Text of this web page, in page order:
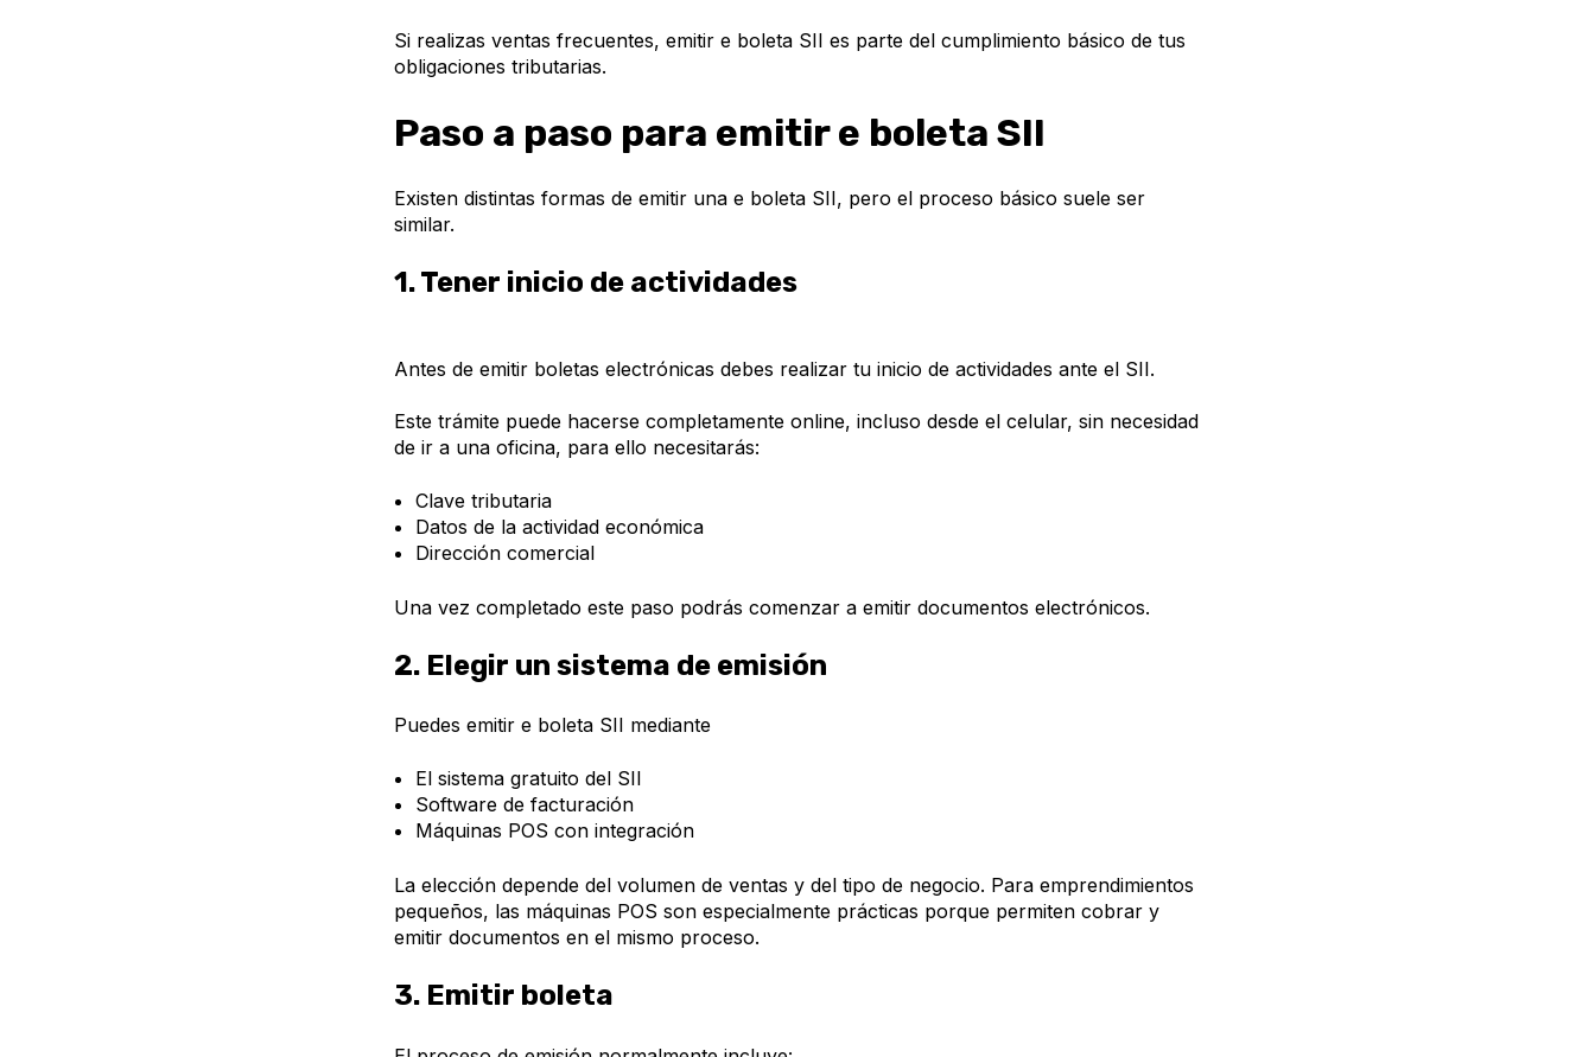
Si realizas ventas frecuentes, emitir e boleta SII es parte del cumplimiento básico de tus
obligaciones tributarias.
Paso a paso para emitir e boleta SII
Existen distintas formas de emitir una e boleta SII, pero el proceso básico suele ser
similar.
1. Tener inicio de actividades
Antes de emitir boletas electrónicas debes realizar tu inicio de actividades ante el SII.
Este trámite puede hacerse completamente online, incluso desde el celular, sin necesidad
de ir a una oficina, para ello necesitarás:
Clave tributaria
Datos de la actividad económica
Dirección comercial
Una vez completado este paso podrás comenzar a emitir documentos electrónicos.
2. Elegir un sistema de emisión
Puedes emitir e boleta SII mediante
El sistema gratuito del SII
Software de facturación
Máquinas POS con integración
La elección depende del volumen de ventas y del tipo de negocio. Para emprendimientos
pequeños, las máquinas POS son especialmente prácticas porque permiten cobrar y
emitir documentos en el mismo proceso.
3. Emitir boleta